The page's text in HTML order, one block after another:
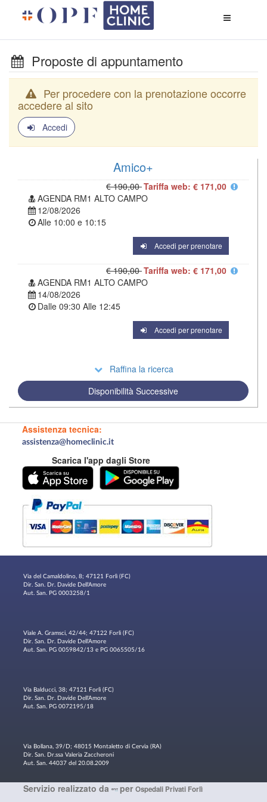
di
Proposte di appuntamento
Per procedere con la prenotazione occorre
accedere al sito
Accedi
Amico+
€ 190,00Tariffa web: € 171,00
AGENDA RM1 ALTO CAMPO
12/08/2026
Alle 10:00 e 10:15
Accedi per prenotare
€ 190,00Tariffa web: € 171,00
AGENDA RM1 ALTO CAMPO
14/08/2026
Dalle 09:30 Alle 12:45
Accedi per prenotare
Raffina la ricerca
Disponibilità Successive
Assistenza tecnica:
assistenza@homeclinic.it
Scarica l'app dagli Store
Via del Camaldolino, 8; 47121 Forlì (FC)
Dir. San. Dr. Davide Dell'Amore
Aut. San. PG 0003258/1
Viale A. Gramsci, 42/44; 47122 Forlì (FC)
Dir. San. Dr. Davide Dell'Amore
Aut. San. PG 0059842/13 e PG 0065505/16
Via Balducci, 38; 47121 Forlì (FC)
Dir. San. Dr. Davide Dell'Amore
Aut. San. PG 0072195/18
Via Bollana, 39/D; 48015 Montaletto di Cervia (RA)
Dir. San. Dr.ssa Valeria Zaccheroni
Aut. San. 44037 del 20.08.2009
Servizio realizzato da per Ospedali Privati Forlì